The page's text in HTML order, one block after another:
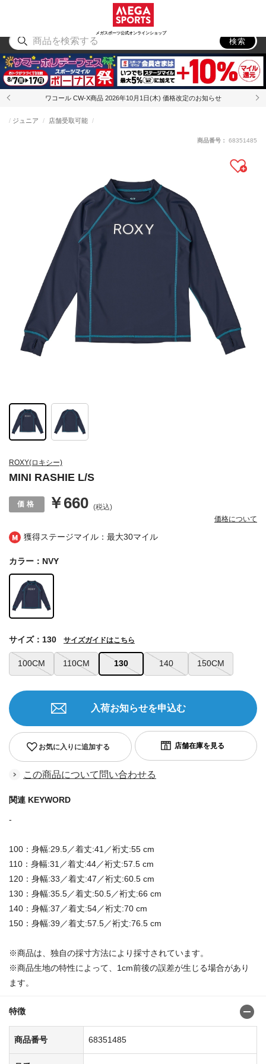
メガスポーツ公式オンラインショップ
アウトドア
検索
ワコール CW-X商品 2026年10月1日(木) 価格改定のお知らせ
獲得ステージマイル：最大30マイル
ROXY(ロキシー)
MINI RASHIE L/S
ジュニア 店舗受取可能
￥660 (税込)
価格について
商品番号： 68351485
カラー：NVY
100CM 110CM 130 140 150CM
サイズ：130 サイズガイドはこちら
お気に入りに追加する
入荷お知らせを申込む
この商品について問い合わせる
関連 KEYWORD
-
100：身幅:29.5／着丈:41／裄丈:55 cm
110：身幅:31／着丈:44／裄丈:57.5 cm
120：身幅:33／着丈:47／裄丈:60.5 cm
130：身幅:35.5／着丈:50.5／裄丈:66 cm
140：身幅:37／着丈:54／裄丈:70 cm
150：身幅:39／着丈:57.5／裄丈:76.5 cm
※商品は、独自の採寸方法により採寸されています。
※商品生地の特性によって、1cm前後の誤差が生じる場合があり
ます。
特徴
商品番号 68351485